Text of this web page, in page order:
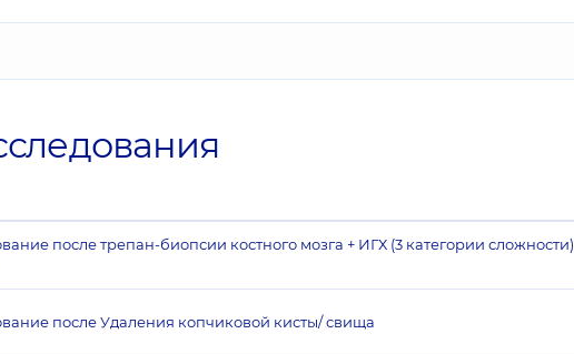
после трепан-биопсии костного мозга + ИГХ (3 категории сложности),
после Удаления копчиковой кисты/ свища